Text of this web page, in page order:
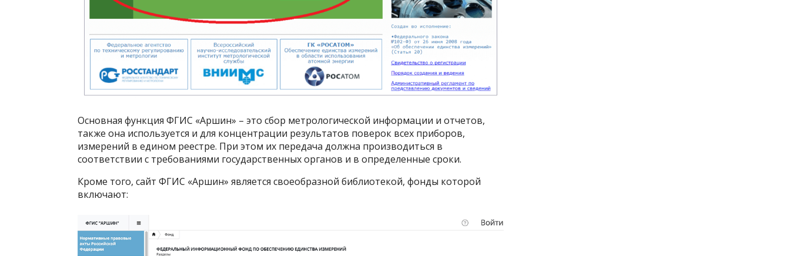
Основная функция ФГИС «Аршин» – это сбор метрологической информации и отчетов,
также она используется и для концентрации результатов поверок всех приборов,
измерений в едином реестре. При этом их передача должна производиться в
соответствии с требованиями государственных органов и в определенные сроки.
Кроме того, сайт ФГИС «Аршин» является своеобразной библиотекой, фонды которой
включают: